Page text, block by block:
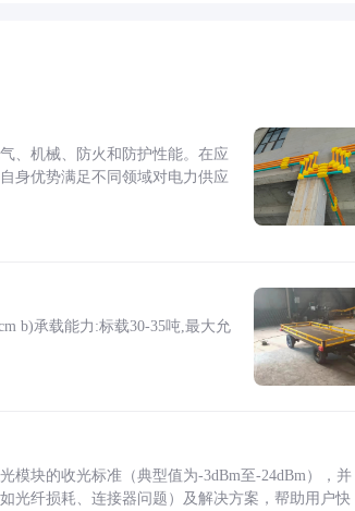
、机械、防火和防护性能。在应
身优势满足不同领域对电力供应
b)承载能力:标载30-35吨,最大允
模块的收光标准（典型值为-3dBm至-24dBm），并
光纤损耗、连接器问题）及解决方案，帮助用户快